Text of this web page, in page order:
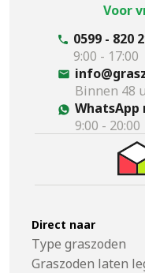
Voor
0599 - 820
9:00 - 17:00
Binnen 48
WhatsApp
9:00 - 20:00
Direct naar
Type graszoden
Graszoden laten